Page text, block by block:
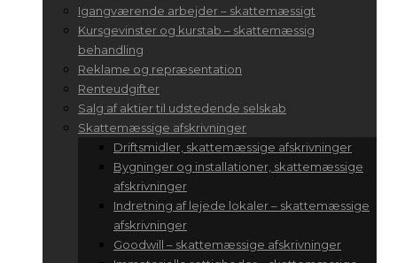
Igangværende arbejder – skattemæssigt
Kursgevinster og kurstab – skattemæssig
behandling
Reklame og repræsentation
Renteudgifter
Salg af aktier til udstedende selskab
Skattemæssige afskrivninger
Driftsmidler, skattemæssige afskrivninger
Bygninger og installationer, skattemæssige
afskrivninger
Indretning af lejede lokaler – skattemæssige
afskrivninger
Goodwill – skattemæssige afskrivninger